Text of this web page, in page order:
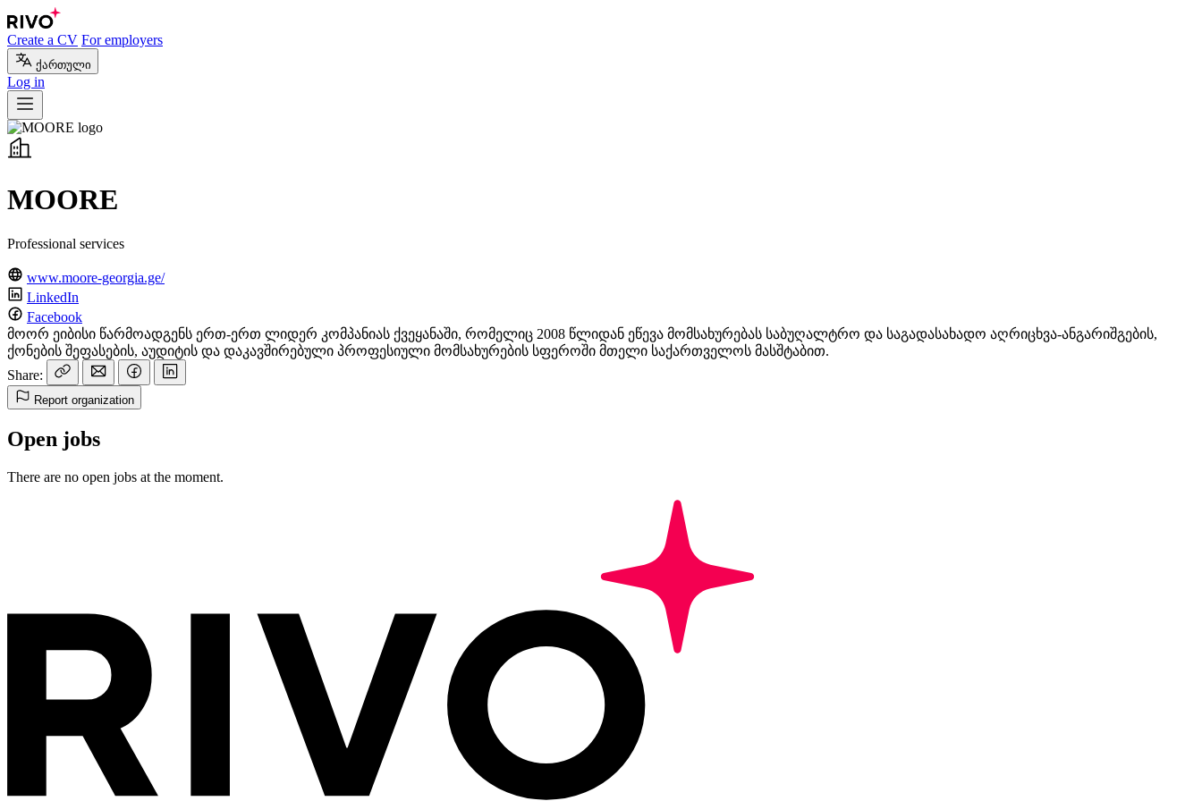
Create a CV For employers
ქართული
Log in
MOORE
Professional services
www.moore-georgia.ge/
LinkedIn
Facebook
მოორ ეიბისი წარმოადგენს ერთ-ერთ ლიდერ კომპანიას ქვეყანაში, რომელიც 2008 წლიდან ეწევა მომსახურებას საბუღალტრო და საგადასახადო აღრიცხვა-ანგარიშგების,
ქონების შეფასების, აუდიტის და დაკავშირებული პროფესიული მომსახურების სფეროში მთელი საქართველოს მასშტაბით.
Share:
Report organization
Open jobs
There are no open jobs at the moment.